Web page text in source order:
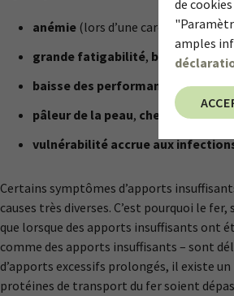
de
amples
anémie (lors d’une carence en fer
grande fatigabilité, baisse de la
baisse des performances,
pâleur de la peau, cheveux
vulnérabilité accrue aux
Certains symptômes d’apports
causes très diverses. C’est pourquoi le
que lorsque des apports insuffisants ont
comme des apports insuffisants – sont
d’apports excessifs prolongés, il existe
protéines de transport du fer soient